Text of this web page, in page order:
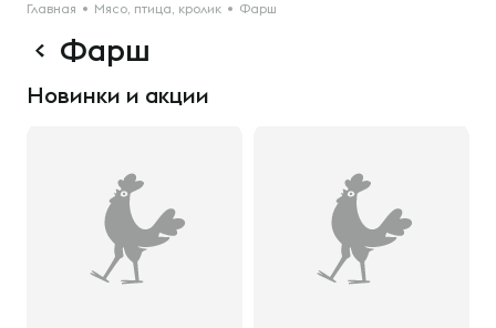
Главная Мясо, птица, кролик Фарш
Фарш
Новинки и акции